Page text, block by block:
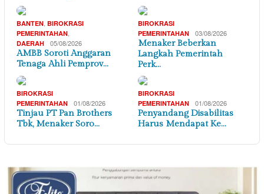
BANTEN BIROKRASI
PEMERINTAHAN
DAERAH 05/08/2026
AMBB Soroti Anggaran
Tenaga Ahli Pemprov…
BIROKRASI
PEMERINTAHAN
03/08/2026
Menaker Beberkan
Langkah Pemerintah
Perk…
BIROKRASI
PEMERINTAHAN
01/08/2026
Tinjau PT Pan Brothers
Tbk, Menaker Soro…
BIROKRASI
PEMERINTAHAN
01/08/2026
Penyandang Disabilitas
Harus Mendapat Ke…